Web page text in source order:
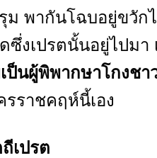
ม พากันโฉบอยู่ขวัก
ซึ่งเปรตนั้นอยู่ไปมา
เป็นผู้พิพากษาโกงชา
ราชคฤห์นี้เอง
เปรต